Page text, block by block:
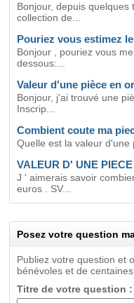
Bonjour, depuis
collection de...
Pouriez vous estimez
Bonjour , pouriez vous
dessous:...
Valeur d'une pièce en
Bonjour, j'ai trouvé une
Inscrip...
Combient coute ma
Quelle est la valeur d'une
VALEUR D' UNE
J ' aimerais savoir
euros . SV...
Posez votre question
Publiez votre question et
bénévoles et de
Titre de votre question :